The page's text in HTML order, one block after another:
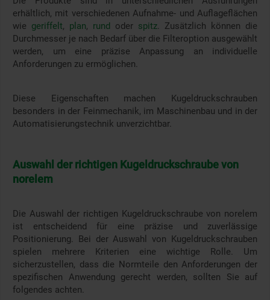
erhältlich, mit verschiedenen Aufnahme- und Auflageflächen
wie geriffelt, plan, rund oder spitz. Zusätzlich können die
Durchmesser je nach Bedarf über die Filteroption ausgewählt
werden, um eine präzise Anpassung an individuelle
Anforderungen zu ermöglichen.
Diese Eigenschaften machen Kugeldruckschrauben
besonders in der Feinmechanik, im Maschinenbau und in der
Automatisierungstechnik unverzichtbar.
Auswahl der richtigen Kugeldruckschraube von
norelem
Die Auswahl der richtigen Kugeldruckschraube von norelem
ist entscheidend für eine präzise und zuverlässige
Positionierung. Bei der Auswahl von Kugeldruckschrauben
spielen mehrere Kriterien eine wichtige Rolle. Um
sicherzustellen, dass die Normteile den Anforderungen der
spezifischen Anwendung gerecht werden, sollten Sie auf
folgendes achten.